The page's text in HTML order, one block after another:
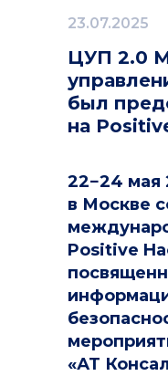
23.07.2025
ЦУП 2.0
был
на
22−24 мая
в Москве
Positive
«АТ